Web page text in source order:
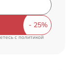
cполитикой